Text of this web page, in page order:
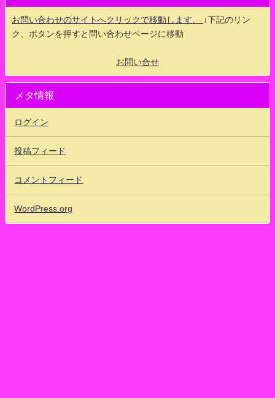
お問い合わせのサイトへクリックで移動します。
↓下記のリン
ク、ボタンを押すと問い合わせページに移動
お問い合せ
メタ情報
ログイン
投稿フィード
コメントフィード
WordPress.org